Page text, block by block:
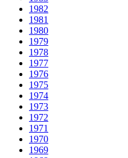
1982
1981
1980
1979
1978
1977
1976
1975
1974
1973
1972
1971
1970
1969